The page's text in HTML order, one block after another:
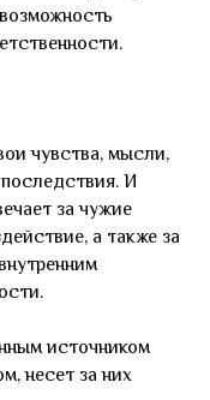
чувства, мысли,
И
за чужие
а также за
источником
несет за них